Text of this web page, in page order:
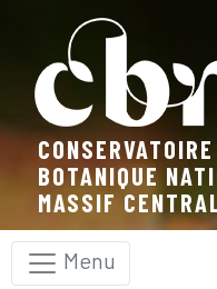
CONSERVATOIRE
BOTANIQUE
MASSIF
Menu
Panneau de gestion des